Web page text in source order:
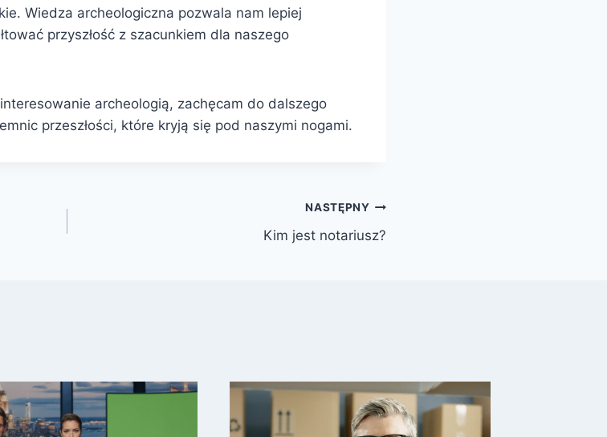
Wiedza archeologiczna pozwala nam lepiej
przyszłość z szacunkiem dla naszego
archeologią, zachęcam do dalszego
przeszłości, które kryją się pod naszymi nogami.
NASTĘPNY
Kim jest notariusz?